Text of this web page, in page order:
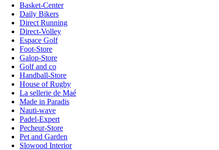
Basket-Center
Daily Bikers
Direct Running
Direct-Volley
Espace Golf
Foot-Store
Galop-Store
Golf and co
Handball-Store
House of Rugby
La sellerie de Maé
Made in Paradis
Nauti-wave
Padel-Expert
Pecheur-Store
Pet and Garden
Slowood Interior